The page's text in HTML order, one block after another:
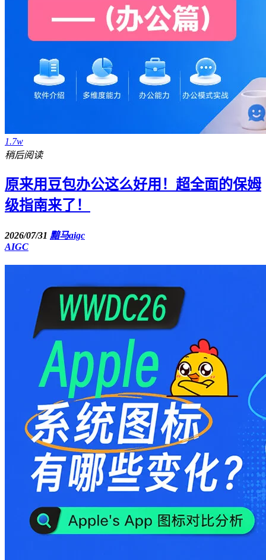
1.7w
稍后阅读
原来用豆包办公这么好用！超全面的保姆
级指南来了！
2026/07/31 黯马aigc
AIGC